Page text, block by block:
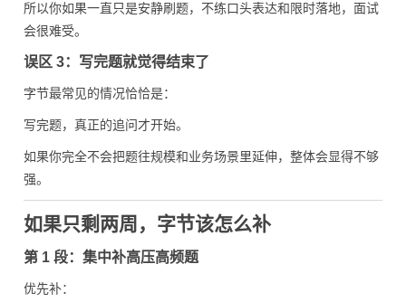
所以你如果一直只是安静刷题，不练口头表达和限时落地，面试
会很难受。
误区 3：写完题就觉得结束了
字节最常见的情况恰恰是：
写完题，真正的追问才开始。
如果你完全不会把题往规模和业务场景里延伸，整体会显得不够
强。
如果只剩两周，字节该怎么补
第 1 段：集中补高压高频题
优先补：